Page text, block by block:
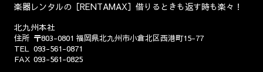
楽器レンタルの［RENTAMAX］借りるときも返す時も楽々！
北九州本社
住所 〒803-0801 福岡県北九州市小倉北区西港町15-77
TEL 093-561-0871
FAX 093-561-0825